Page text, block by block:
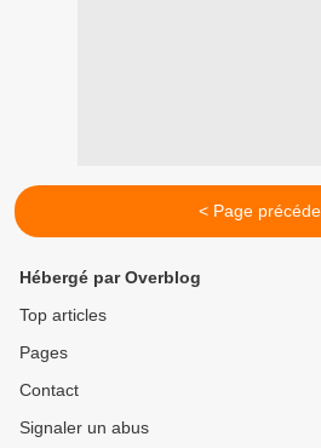
< Page
Hébergé par Overblog
Top articles
Pages
Contact
Signaler un abus